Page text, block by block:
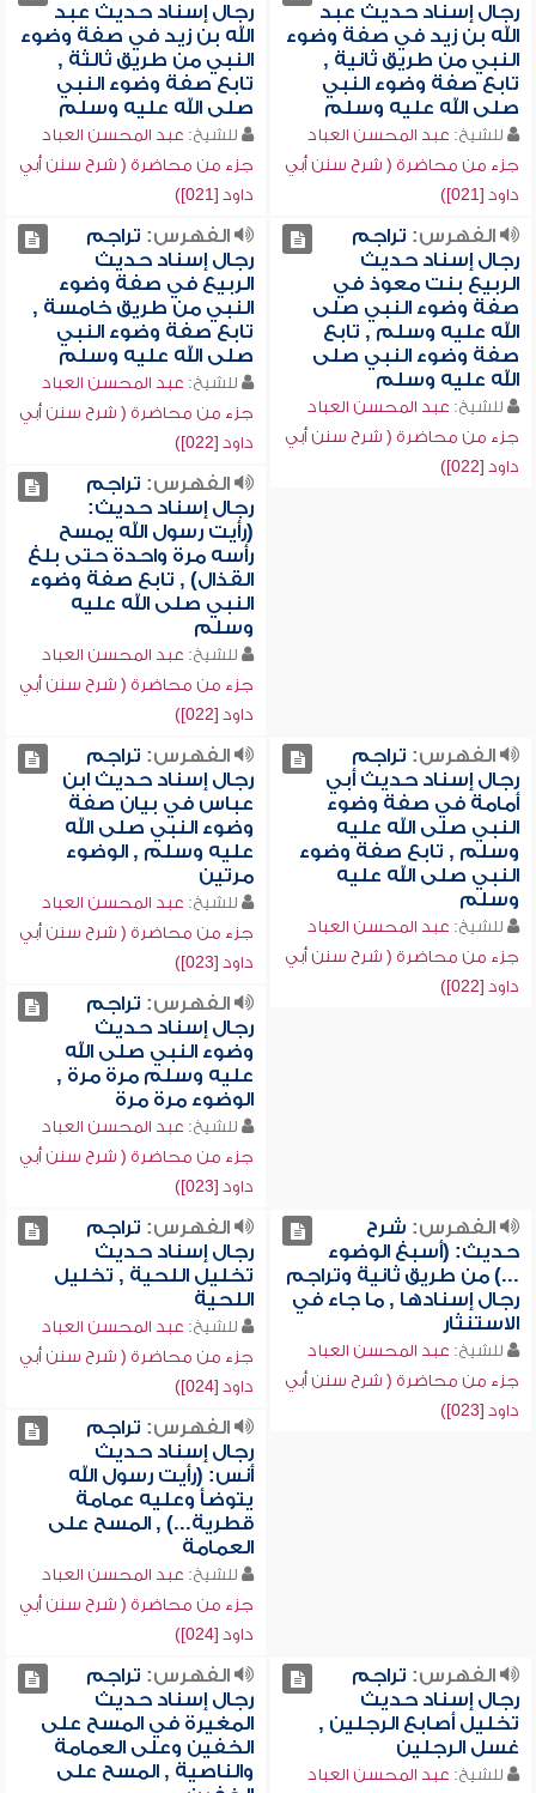
رجال إسناد حديث عبد
الله بن زيد في صفة وضوء
النبي من طريق ثانية ,
تابع صفة وضوء النبي
صلى الله عليه وسلم
للشيخ: عبد المحسن العباد
جزء من محاضرة ( شرح سنن أبي
داود [021])
رجال إسناد حديث عبد
الله بن زيد في صفة وضوء
النبي من طريق ثالثة ,
تابع صفة وضوء النبي
صلى الله عليه وسلم
للشيخ: عبد المحسن العباد
جزء من محاضرة ( شرح سنن أبي
داود [021])
الفهرس: تراجم
رجال إسناد حديث
الربيع بنت معوذ في
صفة وضوء النبي صلى
الله عليه وسلم , تابع
صفة وضوء النبي صلى
الله عليه وسلم
للشيخ: عبد المحسن العباد
جزء من محاضرة ( شرح سنن أبي
داود [022])
الفهرس: تراجم
رجال إسناد حديث
الربيع في صفة وضوء
النبي من طريق خامسة ,
تابع صفة وضوء النبي
صلى الله عليه وسلم
للشيخ: عبد المحسن العباد
جزء من محاضرة ( شرح سنن أبي
داود [022])
الفهرس: تراجم
رجال إسناد حديث:
(رأيت رسول الله يمسح
رأسه مرة واحدة حتى بلغ
القذال) , تابع صفة وضوء
النبي صلى الله عليه
وسلم
للشيخ: عبد المحسن العباد
جزء من محاضرة ( شرح سنن أبي
داود [022])
الفهرس: تراجم
رجال إسناد حديث أبي
أمامة في صفة وضوء
النبي صلى الله عليه
وسلم , تابع صفة وضوء
النبي صلى الله عليه
وسلم
للشيخ: عبد المحسن العباد
جزء من محاضرة ( شرح سنن أبي
داود [022])
الفهرس: تراجم
رجال إسناد حديث ابن
عباس في بيان صفة
وضوء النبي صلى الله
عليه وسلم , الوضوء
مرتين
للشيخ: عبد المحسن العباد
جزء من محاضرة ( شرح سنن أبي
داود [023])
الفهرس: تراجم
رجال إسناد حديث
وضوء النبي صلى الله
عليه وسلم مرة مرة ,
الوضوء مرة مرة
للشيخ: عبد المحسن العباد
جزء من محاضرة ( شرح سنن أبي
داود [023])
الفهرس: شرح
حديث: (أسبغ الوضوء
...) من طريق ثانية وتراجم
رجال إسنادها , ما جاء في
الاستنثار
للشيخ: عبد المحسن العباد
جزء من محاضرة ( شرح سنن أبي
داود [023])
الفهرس: تراجم
رجال إسناد حديث
تخليل اللحية , تخليل
اللحية
للشيخ: عبد المحسن العباد
جزء من محاضرة ( شرح سنن أبي
داود [024])
الفهرس: تراجم
رجال إسناد حديث
أنس: (رأيت رسول الله
يتوضأ وعليه عمامة
قطرية...) , المسح على
العمامة
للشيخ: عبد المحسن العباد
جزء من محاضرة ( شرح سنن أبي
داود [024])
الفهرس: تراجم
رجال إسناد حديث
تخليل أصابع الرجلين ,
غسل الرجلين
للشيخ: عبد المحسن العباد
الفهرس: تراجم
رجال إسناد حديث
المغيرة في المسح على
الخفين وعلى العمامة
والناصية , المسح على